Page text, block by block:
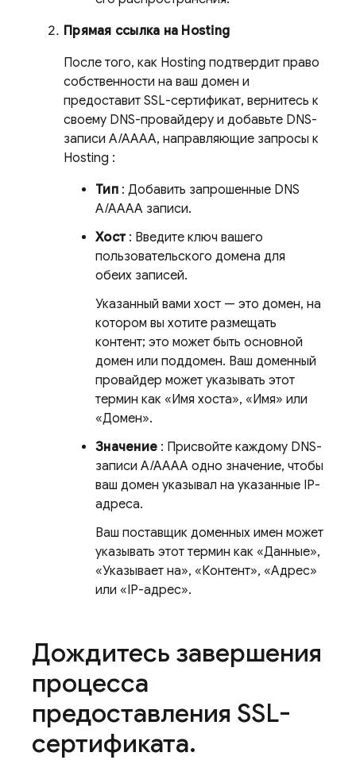
Прямая ссылка на Hosting
После того, как Hosting подтвердит право
собственности на ваш домен и
предоставит SSL-сертификат, вернитесь к
своему DNS-провайдеру и добавьте DNS-
записи A/AAAA, направляющие запросы к
Hosting :
Тип: Добавить запрошенные DNS
A/AAAA записи.
Хост: Введите ключ вашего
пользовательского домена для
обеих записей.
Указанный вами хост — это домен, на
котором вы хотите размещать
контент; это может быть основной
домен или поддомен. Ваш доменный
провайдер может указывать этот
термин как «Имя хоста», «Имя» или
«Домен».
Значение : Присвойте каждому DNS-
записи A/AAAA одно значение, чтобы
ваш домен указывал на указанные IP-
адреса.
Ваш поставщик доменных имен может
указывать этот термин как «Данные»,
«Указывает на», «Контент», «Адрес»
или «IP-адрес».
Дождитесь завершения
процесса
предоставления SSL-
сертификата.